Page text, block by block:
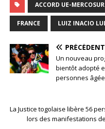
ACCORD UE-MERCOSUR
FRANCE LUIZ INACIO
PRÉCÉDENT
Un nouveau
bientôt adopté
personnes
La Justice togolaise libère 56
lors des manifestations